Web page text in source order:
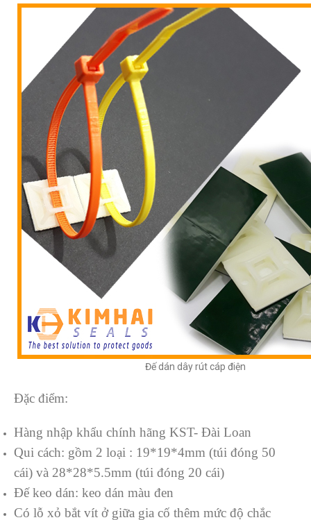
Đế dán dây rút cáp điện
Đặc điểm:
Hàng nhập khẩu chính hãng KST- Đài Loan
Qui cách: gồm 2 loại : 19*19*4mm (túi đóng 50
cái) và 28*28*5.5mm (túi đóng 20 cái)
Đế keo dán: keo dán màu đen
Có lỗ xỏ bắt vít ở giữa gia cố thêm mức độ chắc